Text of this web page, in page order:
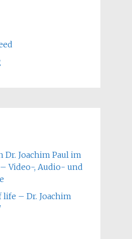
Dr. Joachim Paul im
Video-, Audio- und
life – Dr. Joachim